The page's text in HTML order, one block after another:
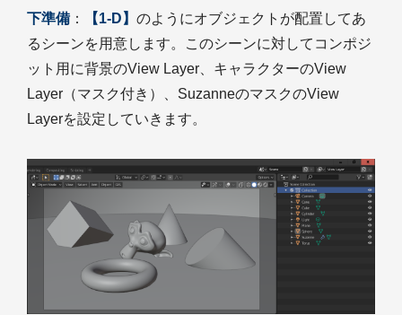
下準備 ： 【1-D】 のようにオブジェクトが配置してあ
るシーンを用意します。このシーンに対してコンポジ
ット用に背景のView Layer、キャラクターのView
Layer（マスク付き）、SuzanneのマスクのView
Layerを設定していきます。